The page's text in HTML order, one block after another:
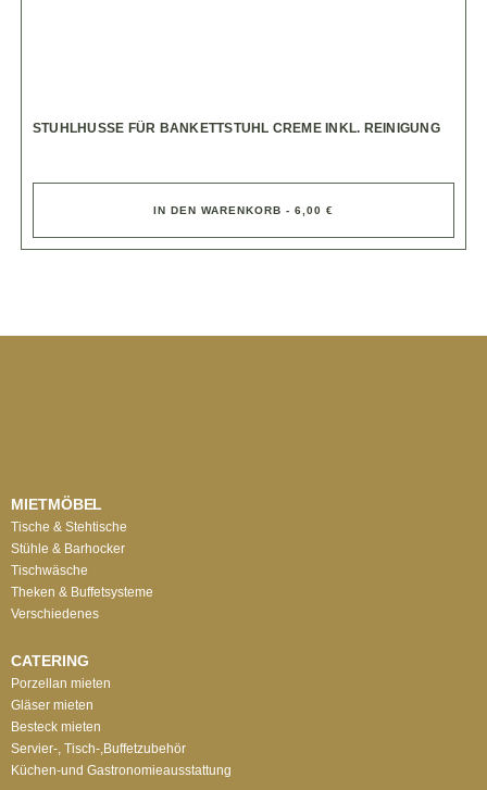
STUHLHUSSE FÜR BANKETTSTUHL CREME INKL. REINIGUNG
IN DEN WARENKORB - 6,00 €
MIETMÖBEL
Tische & Stehtische
Stühle & Barhocker
Tischwäsche
Theken & Buffetsysteme
Verschiedenes
CATERING
Porzellan mieten
Gläser mieten
Besteck mieten
Servier-, Tisch-,Buffetzubehör
Küchen-und Gastronomieausstattung